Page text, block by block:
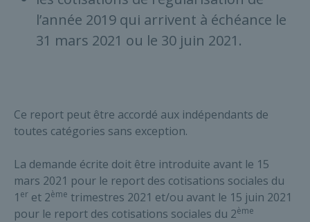
l’année 2019 qui arrivent à échéance le
31 mars 2021 ou le 30 juin 2021.
Ce report peut être accordé aux indépendants de
toutes catégories sans exception.
La demande écrite doit être introduite avant le 15
mars 2021 pour le report des cotisations sociales du
1 er et 2ème trimestres 2021 et/ou avant le 15 juin 2021
pour le report des cotisations sociales du 2ème